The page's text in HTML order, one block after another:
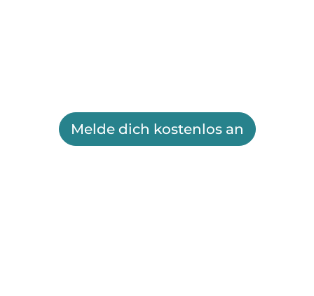
Melde dich kostenlos an